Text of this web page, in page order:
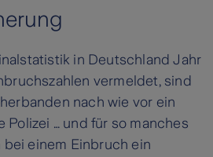
in Deutschland Jahr
vermeldet, sind
nach wie vor ein
Polizei … und für so manches
bei einem Einbruch ein